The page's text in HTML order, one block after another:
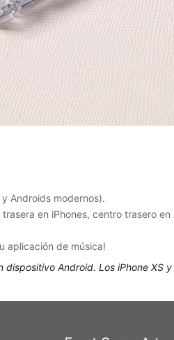
Androids modernos).
en iPhones, centro trasero en
aplicación de música!
Android. Los iPhone XS